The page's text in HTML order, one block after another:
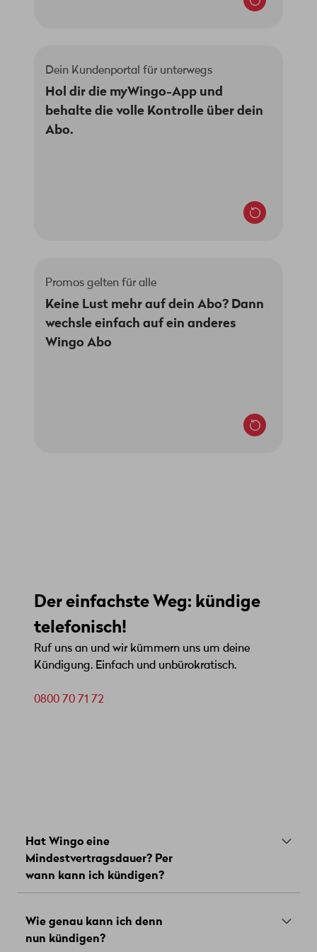
Dein Kundenportal für unterwegs
Hol dir die myWingo-App und
behalte die volle Kontrolle über dein
Abo.
Vergiss die mühsame Anmeldung an deinem
PC und hol dir unsere myWingo-App auf dein
Smartphone. Verfügbar für iOS und Android.
Promos gelten für alle
Keine Lust mehr auf dein Abo? Dann
wechsle einfach auf ein anderes
Wingo Abo
Bei uns profitieren alle. Wirklich! Wenn eines
unserer Abos in Aktion ist, kannst du auch auf
dieses Abo wechseln, wenn du schon Wingo
nutzt. Gib dazu einfach den passenden
Der einfachste Weg: kündige
telefonisch!
Ruf uns an und wir kümmern uns um deine
Kündigung. Einfach und unbürokratisch.
0800 70 71 72
Hat Wingo eine
Mindestvertragsdauer? Per
wann kann ich kündigen?
Mindestvertragsdauer. Mit
du eine Mindestvertragsdauer. Schau in
Wie genau kann ich denn
nun kündigen?